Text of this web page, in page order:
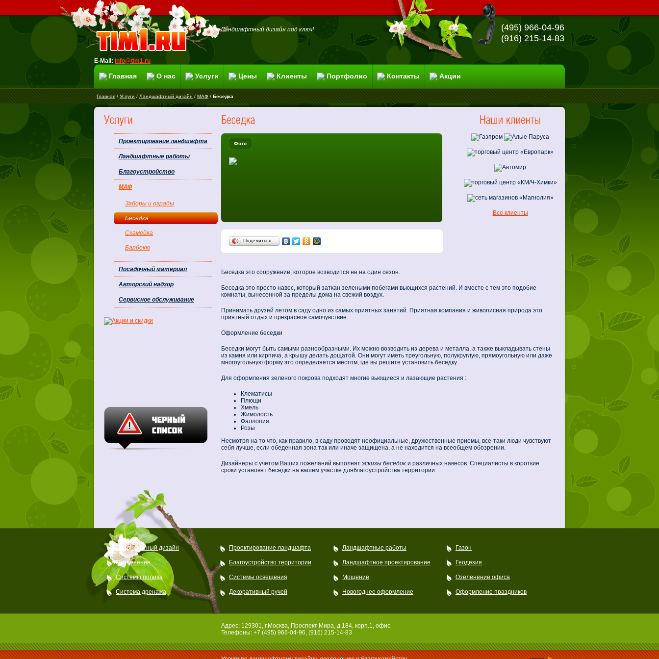
Ландшафтный дизайн под ключ!
E-Mail: info@tim1.ru
(495) 966-04-96
(916) 215-14-83
Главная О нас Услуги Цены Клиенты Портфолио Контакты Акции
Главная/Услуги/Ландшафтный дизайн/МАФ/Беседка
Все клиенты
Фото
Поделиться…
Беседка это сооружение, которое возводится не на один сезон.
Беседка это просто навес, который заткан зелеными побегами вьющихся растений. И вместе с тем это подобие
комнаты, вынесенной за пределы дома на свежий воздух.
Принимать друзей летом в саду одно из самых приятных занятий. Приятная компания и живописная природа это
приятный отдых и прекрасное самочувствие.
Оформление беседки
Беседки могут быть самыми разнообразными. Их можно возводить из дерева и металла, а также выкладывать стены
из камня или кирпича, а крышу делать дощатой. Они могут иметь треугольную, полукруглую, прямоугольную или даже
многоугольную форму это определяется местом, где вы решите установить беседку.
Для оформления зеленого покрова подходят многие вьющиеся и лазающие растения :
Клематисы
Плющи
Хмель
Жимолость
Фаллопия
Розы
Несмотря на то что, как правило, в саду проводят неофициальные, дружественные приемы, все-таки люди чувствуют
себя лучше, если обеденная зона так или иначе защищена, а не находится на всеобщем обозрении.
Дизайнеры с учетом Ваших пожеланий выполнят эскизы беседок и различных навесов. Специалисты в короткие
сроки установят беседки на вашем участке дляблагоустройства территории.
Проектирование ландшафта
Ландшафтные работы
Благоустройство
МАФ
Заборы и ограды
Беседка
Скамейка
Барбекю
Посадочный материал
Авторский надзор
Сервисное обслуживание
Ландшафтный дизайн Проектирование ландшафта Ландшафтные работы Газон
Озеленение Благоустройство территории Ландшафтное проектирование Геодезия
Системы полива Системы освещения Мощение Озеленение офиса
Система дренажа Декоративный ручей Новогоднее оформление Оформление праздников
Адрес: 129301, г.Москва, Проспект Мира, д.184, корп.1, офис
Телефоны: +7 (495) 966-04-96, (916) 215-14-83